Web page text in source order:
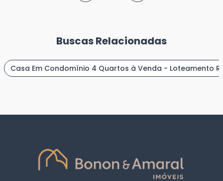
Buscas Relacionadas
Casa Em Condomínio 4 Quartos à Venda - Loteamento